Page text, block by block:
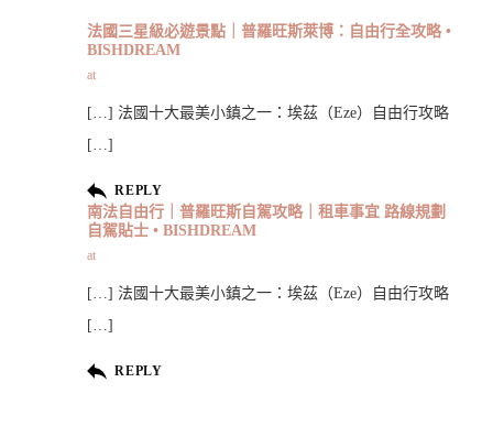
法國三星級必遊景點｜普羅旺斯萊博：自由行全攻略 •
BISHDREAM
at
[…] 法國十大最美小鎮之一：埃茲（Eze）自由行攻略
[…]
REPLY
南法自由行｜普羅旺斯自駕攻略｜租車事宜 路線規劃
自駕貼士 • BISHDREAM
at
[…] 法國十大最美小鎮之一：埃茲（Eze）自由行攻略
[…]
REPLY